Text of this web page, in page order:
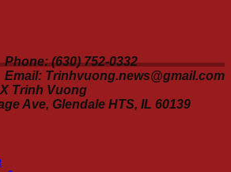
Phone: (630) 752-0332
Email: Trinhvuong.news@gmail.com
Trinh Vuong
Ave, Glendale HTS, IL 60139